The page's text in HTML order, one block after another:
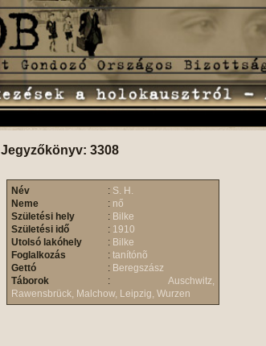
Jegyzőkönyv: 3308
Név : S. H.
Neme
: nő
Születési hely
: Bilke
Születési idő
: 1910
Utolsó lakóhely
: Bilke
Foglalkozás
: tanítónõ
Gettó
: Beregszász
Táborok
: Auschwitz,
Rawensbrück, Malchow, Leipzig, Wurzen